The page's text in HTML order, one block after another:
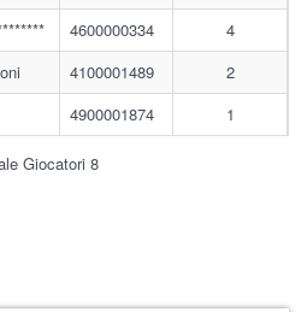
4600000334
4
4100001489
2
4900001874 1
Giocatori 8